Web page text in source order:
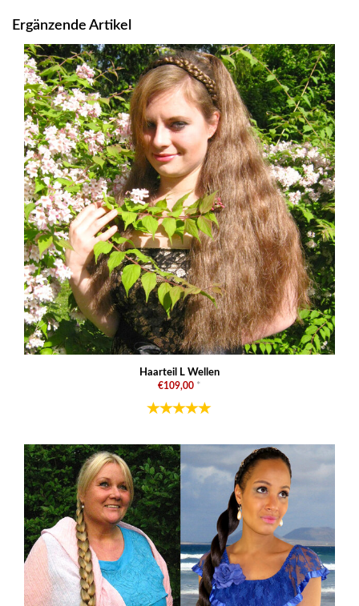
Ergänzende Artikel
Haarteil L Wellen
€109,00 *